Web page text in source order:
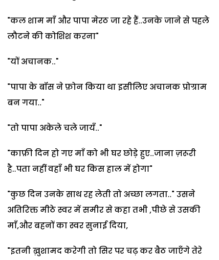
"कल शाम माँ और पापा मेरठ जा रहे हैं..उनके जाने से पहले
लौटने की कोशिश करना"
"यों अचानक.."
"पापा के बॉस ने फ़ोन किया था इसीलिए अचानक प्रोग्राम
बन गया.."
"तो पापा अकेले चले जायँ.."
"काफ़ी दिन हो गए माँ को भी घर छोड़े हुए..जाना ज़रूरी
है..पता नहीं वहाँ भी घर किस हाल में होगा"
"कुछ दिन उनके साथ रह लेती तो अच्छा लगता.." उसने
अतिरिक्त मीठे स्वर में समीर से कहा तभी ,पीछे से उसकी
माँ,और बहनों का स्वर सुनाई दिया,
"इतनी ख़ुशामद करेगी तो सिर पर चढ़ कर बैठ जाएँगे तेरे